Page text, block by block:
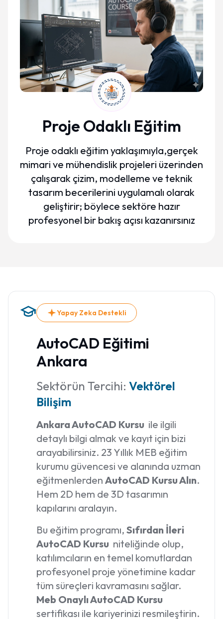
Proje Odaklı Eğitim
Proje odaklı eğitim yaklaşımıyla,gerçek
mimari ve mühendislik projeleri üzerinden
çalışarak çizim, modelleme ve teknik
tasarım becerilerini uygulamalı olarak
geliştirir; böylece sektöre hazır
profesyonel bir bakış açısı kazanırsınız
Yapay Zeka Destekli
AutoCAD Eğitimi
Ankara
Sektörün Tercihi: Vektörel
Bilişim
Ankara AutoCAD Kursu ile ilgili
detaylı bilgi almak ve kayıt için bizi
arayabilirsiniz. 23 Yıllık MEB eğitim
kurumu güvencesi ve alanında uzman
eğitmenlerden AutoCAD Kursu Alın.
Hem 2D hem de 3D tasarımın
kapılarını aralayın.
Bu eğitim programı, Sıfırdan İleri
AutoCAD Kursu niteliğinde olup,
katılımcıların en temel komutlardan
profesyonel proje yönetimine kadar
tüm süreçleri kavramasını sağlar.
Meb Onaylı AutoCAD Kursu
sertifikası ile kariyerinizi resmileştirin.